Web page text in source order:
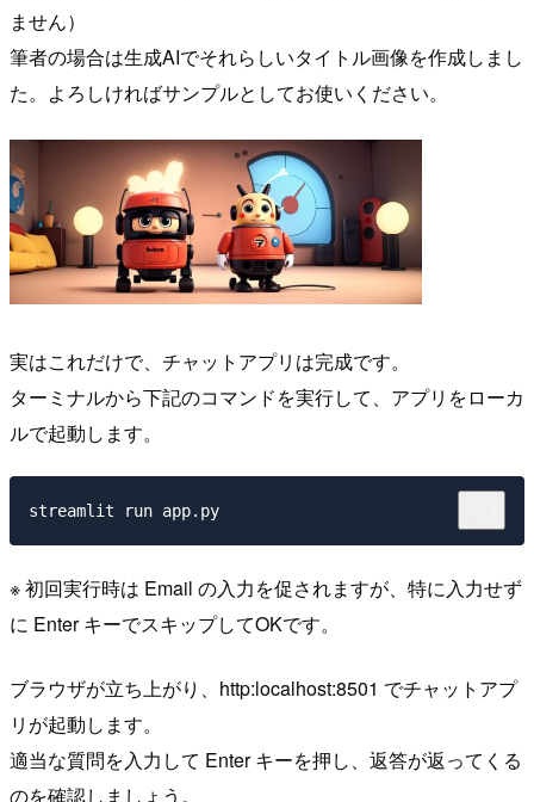
ません）
筆者の場合は生成AIでそれらしいタイトル画像を作成しまし
た。よろしければサンプルとしてお使いください。
実はこれだけで、チャットアプリは完成です。
ターミナルから下記のコマンドを実行して、アプリをローカ
ルで起動します。
※ 初回実行時は Email の入力を促されますが、特に入力せず
に Enter キーでスキップしてOKです。
ブラウザが立ち上がり、http:localhost:8501 でチャットアプ
リが起動します。
適当な質問を入力して Enter キーを押し、返答が返ってくる
のを確認しましょう。